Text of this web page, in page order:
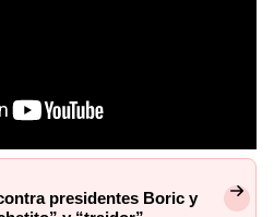
presidentes Boric y